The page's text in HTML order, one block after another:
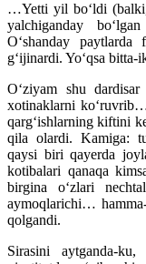
…Yetti yil bo‘ldi
yalchiganday
O‘shanday
g‘ijinardi. Yo‘qsa
O‘ziyam shu
xotinaklarni
qarg‘ishlarning kiftini
qila olardi. Kamiga:
qaysi biri qayerda
kotibalari qanaqa
birgina o‘zlari
aymoqlarichi…
qolgandi.
Sirasini aytganda-